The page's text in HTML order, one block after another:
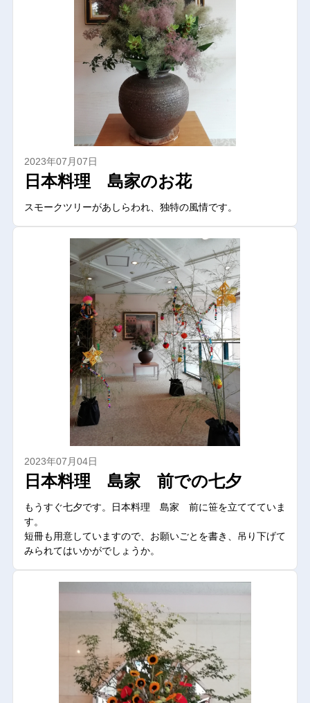
2023年07月07日
日本料理 島家のお花
スモークツリーがあしらわれ、独特の風情です。
2023年07月04日
日本料理 島家 前での七夕
もうすぐ七夕です。日本料理 島家 前に笹を立ててていま
す。
短冊も用意していますので、お願いごとを書き、吊り下げて
みられてはいかがでしょうか。